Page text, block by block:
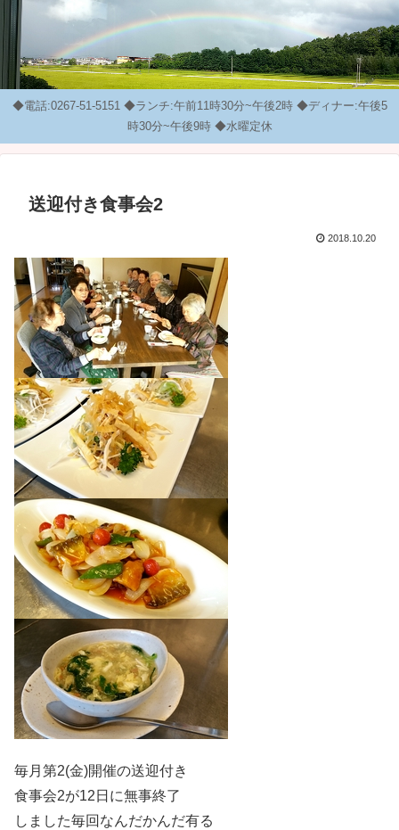
◆電話:0267-51-5151 ◆ランチ:午前11時30分~午後2時 ◆ディナー:午後5
時30分~午後9時 ◆水曜定休
送迎付き食事会2
2018.10.20
毎月第2(金)開催の送迎付き
食事会2が12日に無事終了
しました毎回なんだかんだ有る